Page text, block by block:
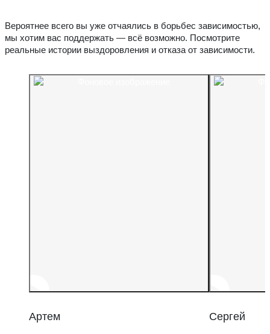
Вероятнее всего вы уже отчаялись в борьбес зависимостью,
мы хотим вас поддержать — всё возможно. Посмотрите
реальные истории выздоровления и отказа от зависимости.
Артем Сергей